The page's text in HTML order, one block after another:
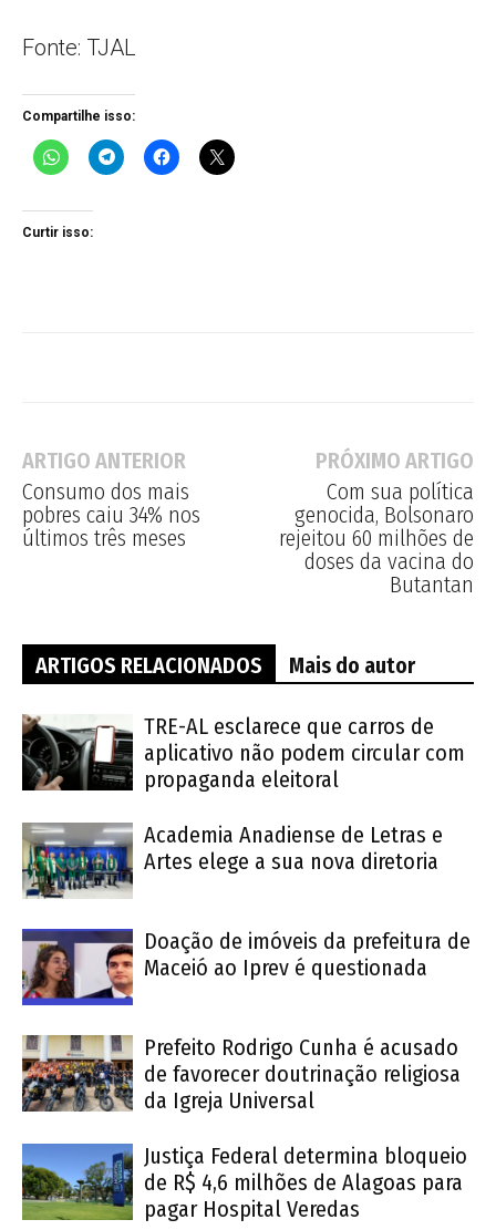
Fonte: TJAL
Compartilhe isso:
Curtir isso:
ARTIGO ANTERIOR
Consumo dos mais
pobres caiu 34% nos
últimos três meses
PRÓXIMO ARTIGO
Com sua política
genocida, Bolsonaro
rejeitou 60 milhões de
doses da vacina do
Butantan
ARTIGOS RELACIONADOS Mais do autor
TRE-AL esclarece que carros de
aplicativo não podem circular com
propaganda eleitoral
Academia Anadiense de Letras e
Artes elege a sua nova diretoria
Doação de imóveis da prefeitura de
Maceió ao Iprev é questionada
Prefeito Rodrigo Cunha é acusado
de favorecer doutrinação religiosa
da Igreja Universal
Justiça Federal determina bloqueio
de R$ 4,6 milhões de Alagoas para
pagar Hospital Veredas